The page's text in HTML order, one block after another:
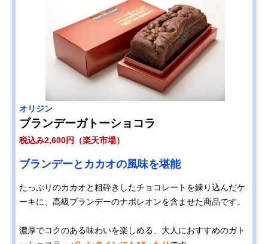
オリジン
ブランデーガトーショコラ
税込み2,600円（楽天市場）
ブランデーとカカオの風味を堪能
たっぷりのカカオと粗砕きしたチョコレートを練り込んだケ
ーキに、高級ブランデーのナポレオンを含ませた商品です。
濃厚でコクのある味わいを楽しめる、大人におすすめのガト